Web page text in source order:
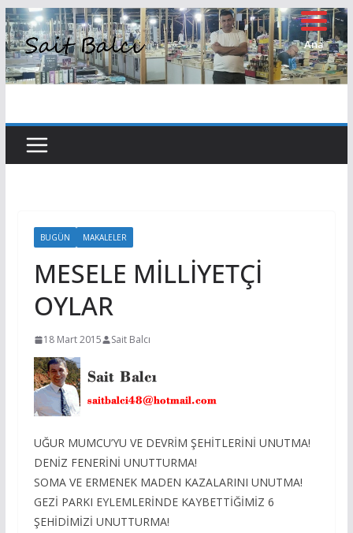
Skip
to
content
BUGÜN MAKALELER
MESELE MİLLİYETÇİ
OYLAR
18 Mart 2015 Sait Balcı
UĞUR MUMCU’YU VE DEVRİM ŞEHİTLERİNİ UNUTMA!
DENİZ FENERİNİ UNUTTURMA!
SOMA VE ERMENEK MADEN KAZALARINI UNUTMA!
GEZİ PARKI EYLEMLERİNDE KAYBETTİĞİMİZ 6
ŞEHİDİMİZİ UNUTTURMA!
Ana
Sayfa